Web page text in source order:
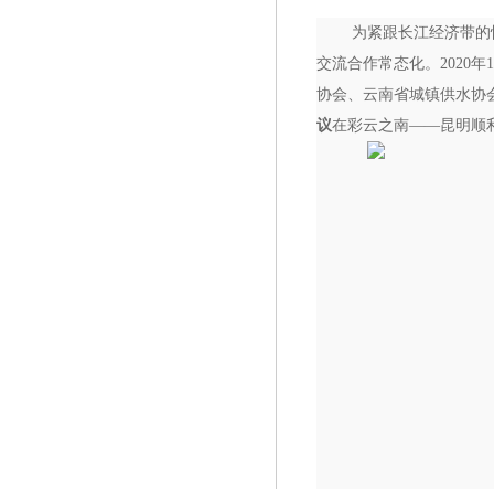
为紧跟长江经济带
交流合作常态化。 2020年
协会、云南省城镇供水协
议在彩云之南——昆明顺